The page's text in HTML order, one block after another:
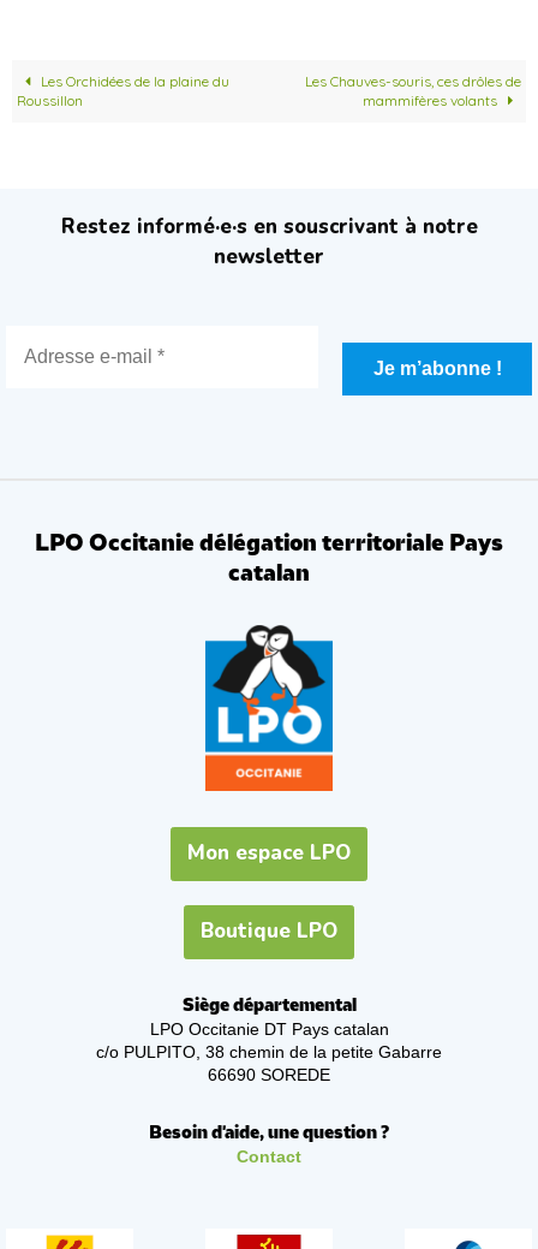
Les Orchidées de la plaine du
Roussillon
Les Chauves-souris, ces drôles de
mammifères volants
Restez informé·e·s en souscrivant à notre
newsletter
LPO Occitanie délégation territoriale Pays
catalan
Mon espace LPO
Boutique LPO
Siège départemental
LPO Occitanie DT Pays catalan
c/o PULPITO, 38 chemin de la petite Gabarre
66690 SOREDE
Besoin d'aide, une question ?
Contact